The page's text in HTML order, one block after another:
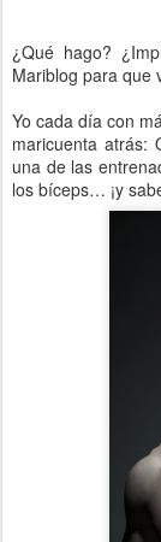
¿Qué hago?
Mariblog para que
Yo cada día con
maricuenta
una de las
los bíceps… ¡y